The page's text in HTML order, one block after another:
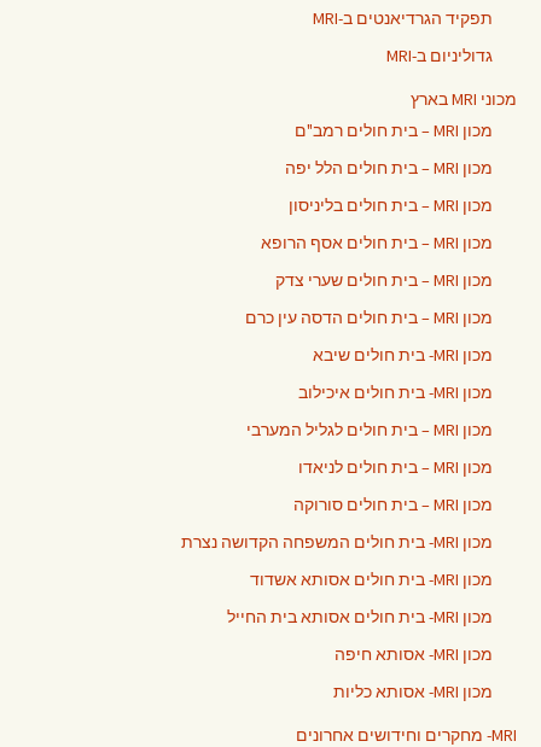
תפקיד הגרדיאנטים ב-MRI
גדוליניום ב-MRI
מכוני MRI בארץ
מכון MRI – בית חולים רמב"ם
מכון MRI – בית חולים הלל יפה
מכון MRI – בית חולים בליניסון
מכון MRI – בית חולים אסף הרופא
מכון MRI – בית חולים שערי צדק
מכון MRI – בית חולים הדסה עין כרם
מכון MRI- בית חולים שיבא
מכון MRI- בית חולים איכילוב
מכון MRI – בית חולים לגליל המערבי
מכון MRI – בית חולים לניאדו
מכון MRI – בית חולים סורוקה
מכון MRI- בית חולים המשפחה הקדושה נצרת
מכון MRI- בית חולים אסותא אשדוד
מכון MRI- בית חולים אסותא בית החייל
מכון MRI- אסותא חיפה
מכון MRI- אסותא כליות
MRI- מחקרים וחידושים אחרונים